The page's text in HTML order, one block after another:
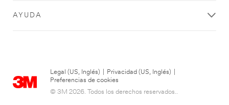
AYUDA
Legal (US, Inglés) Privacidad (US, Inglés)
Preferencias de cookies
© 3M 2026. Todos los derechos reservados..